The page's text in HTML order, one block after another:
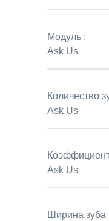
Модуль :
Ask Us
Количество
Ask Us
Ask Us
Ширина зуба